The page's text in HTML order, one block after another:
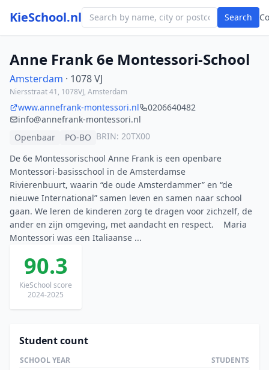
KieSchool.nl Search
Anne Frank 6e Montessori-School
Amsterdam · 1078 VJ
Niersstraat 41, 1078VJ, Amsterdam
www.annefrank-montessori.nl
0206640482
info@annefrank-montessori.nl
Openbaar
PO-BO BRIN: 20TX00
De 6e Montessorischool Anne Frank is een openbare
Montessori-basisschool in de Amsterdamse
Rivierenbuurt, waarin “de oude Amsterdammer” en “de
nieuwe International” samen leven en samen naar school
gaan. We leren de kinderen zorg te dragen voor zichzelf, de
ander en zijn omgeving, met aandacht en respect. Maria
Montessori was een Italiaanse ...
90.3
KieSchool score
2024-2025
Student count
SCHOOL YEAR STUDENTS